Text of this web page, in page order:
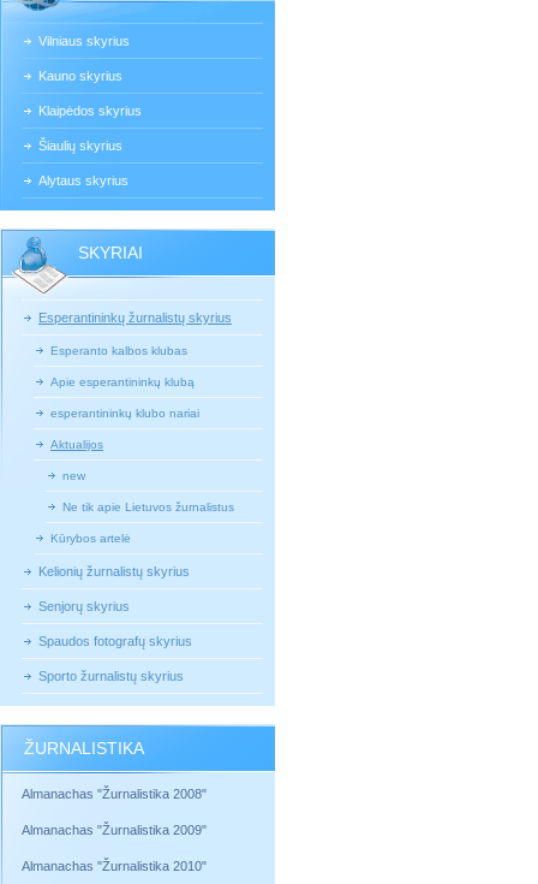
Vilniaus skyrius
Kauno skyrius
Klaipėdos skyrius
Šiaulių skyrius
Alytaus skyrius
SKYRIAI
Esperantininkų žurnalistų skyrius
Esperanto kalbos klubas
Apie esperantininkų klubą
esperantininkų klubo nariai
Aktualijos
new
Ne tik apie Lietuvos žurnalistus
Kūrybos artelė
Kelionių žurnalistų skyrius
Senjorų skyrius
Spaudos fotografų skyrius
Sporto žurnalistų skyrius
ŽURNALISTIKA
Almanachas "Žurnalistika 2008"
Almanachas "Žurnalistika 2009"
Almanachas "Žurnalistika 2010"